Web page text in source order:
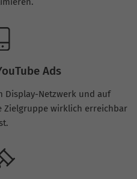
Ads
Display-Netzwerk und auf
Zielgruppe wirklich erreichbar